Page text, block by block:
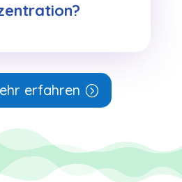
erfahren